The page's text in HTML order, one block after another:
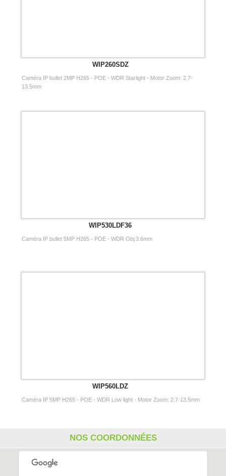
WIP260SDZ
Caméra IP bullet 2MP H265 - POE - WDR Starlight - Motor Zoom: 2.7-
13.5mm
WIP530LDF36
Caméra IP bullet 5MP H265 - POE - WDR Obj:3.6mm
WIP560LDZ
Caméra IP 5MP H265 - POE - WDR Low light - Motor Zoom: 2.7-13.5mm
NOS COORDONNÉES